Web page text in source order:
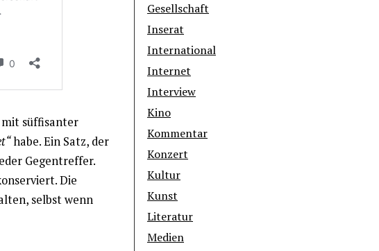
süffisanter
habe. Ein Satz, der
Gegentreffer.
Die
selbst wenn
Gesellschaft
Inserat
International
Internet
Interview
Kino
Kommentar
Konzert
Kultur
Kunst
Literatur
Medien